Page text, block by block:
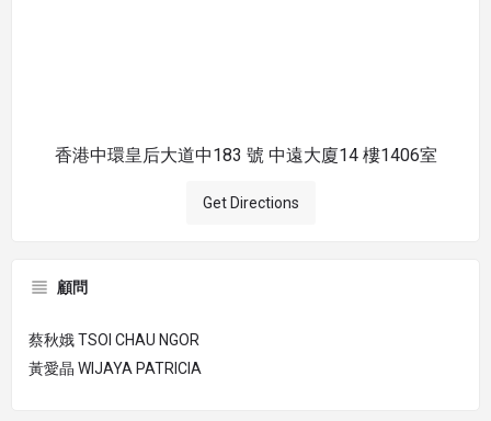
香港中環皇后大道中183 號 中遠大廈14 樓1406室
Get Directions
顧問
蔡秋娥 TSOI CHAU NGOR
黃愛晶 WIJAYA PATRICIA